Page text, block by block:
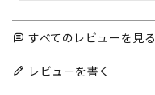
すべてのレビューを見る
レビューを書く